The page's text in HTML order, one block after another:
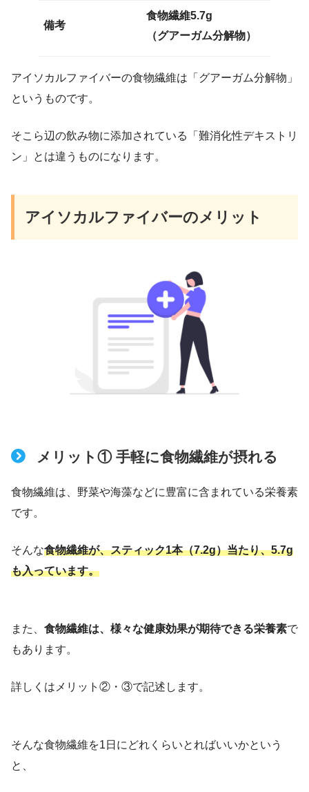
備考
食物繊維5.7g
（グアーガム分解物）
アイソカルファイバーの食物繊維は「グアーガム分解物」
というものです。
そこら辺の飲み物に添加されている「難消化性デキストリ
ン」とは違うものになります。
アイソカルファイバーのメリット
メリット① 手軽に食物繊維が摂れる
食物繊維は、野菜や海藻などに豊富に含まれている栄養素
です。
そんな食物繊維が、スティック1本（7.2g）当たり、5.7g
も入っています。
また、 食物繊維は、様々な健康効果が期待できる栄養素で
もあります。
詳しくはメリット②・③で記述します。
そんな食物繊維を1日にどれくらいとればいいかという
と、